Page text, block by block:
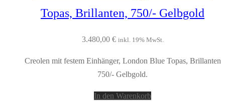
Topas, Brillanten, 750/- Gelbgold
3.480,00 € inkl. 19% MwSt.
Creolen mit festem Einhänger, London Blue Topas, Brillanten
750/- Gelbgold.
In den Warenkorb